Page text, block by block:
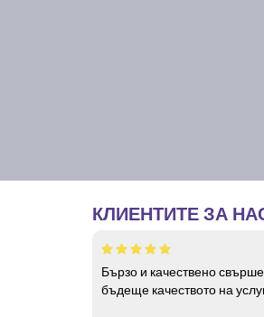
КЛИЕНТИТЕ ЗА
Бързо и качествено
бъдеще качеството на